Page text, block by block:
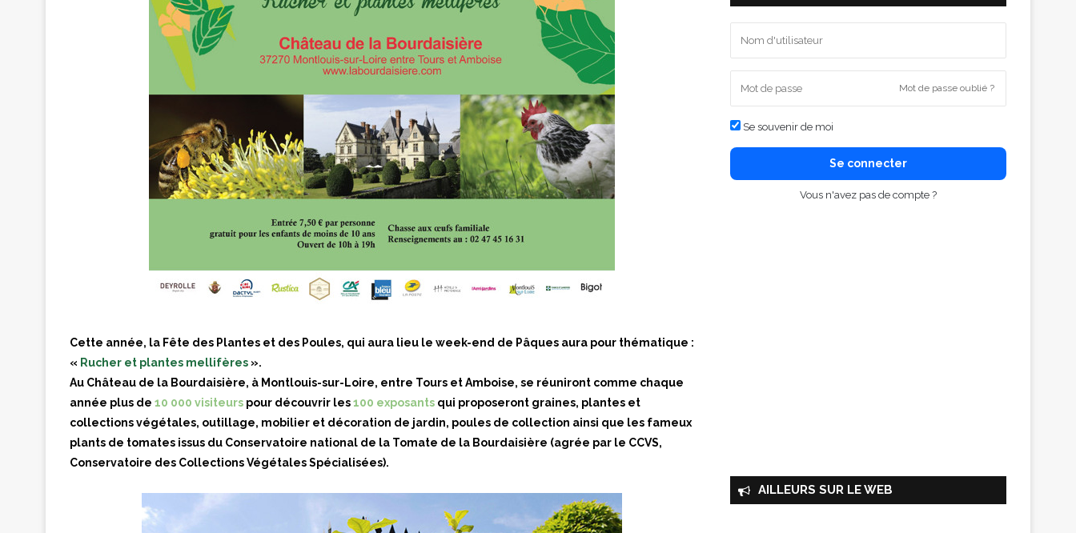
Cette année, la Fête des Plantes et des Poules, qui aura lieu le week-end de Pâques aura pour thématique :
« Rucher et plantes mellifères ».
Au Château de la Bourdaisière, à Montlouis-sur-Loire, entre Tours et Amboise, se réuniront comme chaque
année plus de 10 000 visiteurs pour découvrir les100 exposants qui proposeront graines, plantes et
collections végétales, outillage, mobilier et décoration de jardin, poules de collection ainsi que les fameux
plants de tomates issus du Conservatoire national de la Tomate de la Bourdaisière (agrée par le CCVS,
Conservatoire des Collections Végétales Spécialisées).
Mot de passe oublié ?
Se souvenir de moi
Se connecter
Vous n'avez pas de compte ?
AILLEURS SUR LE WEB